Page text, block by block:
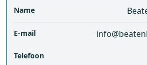
Name
E-mail
Telefoon